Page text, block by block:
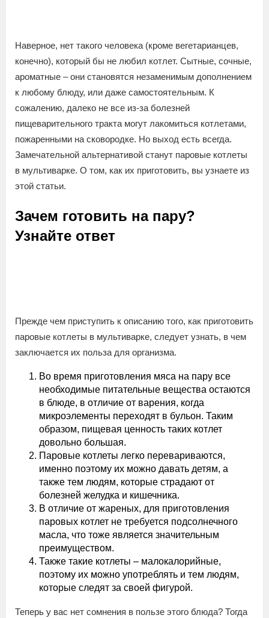
Наверное, нет такого человека (кроме вегетарианцев,
конечно), который бы не любил котлет. Сытные, сочные,
ароматные – они становятся незаменимым дополнением
к любому блюду, или даже самостоятельным. К
сожалению, далеко не все из-за болезней
пищеварительного тракта могут лакомиться котлетами,
пожаренными на сковородке. Но выход есть всегда.
Замечательной альтернативой станут паровые котлеты
в мультиварке. О том, как их приготовить, вы узнаете из
этой статьи.
Зачем готовить на пару?
Узнайте ответ
Прежде чем приступить к описанию того, как приготовить
паровые котлеты в мультиварке, следует узнать, в чем
заключается их польза для организма.
Во время приготовления мяса на пару все
необходимые питательные вещества остаются
в блюде, в отличие от варения, когда
микроэлементы переходят в бульон. Таким
образом, пищевая ценность таких котлет
довольно большая.
Паровые котлеты легко перевариваются,
именно поэтому их можно давать детям, а
также тем людям, которые страдают от
болезней желудка и кишечника.
В отличие от жареных, для приготовления
паровых котлет не требуется подсолнечного
масла, что тоже является значительным
преимуществом.
Также такие котлеты – малокалорийные,
поэтому их можно употреблять и тем людям,
которые следят за своей фигурой.
Теперь у вас нет сомнения в пользе этого блюда? Тогда